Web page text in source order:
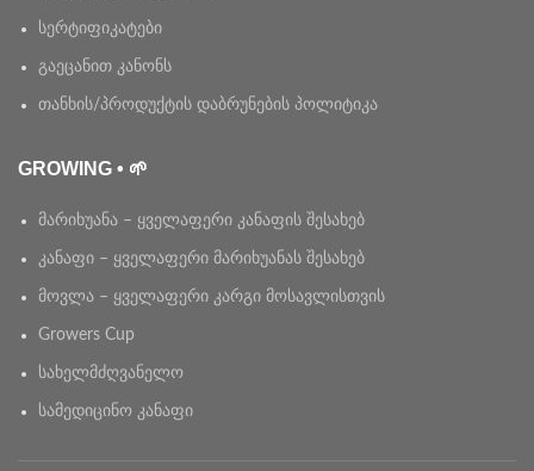
სერტიფიკატები
გაეცანით კანონს
თანხის/პროდუქტის დაბრუნების პოლიტიკა
GROWING • 🌱
მარიხუანა – ყველაფერი კანაფის შესახებ
კანაფი – ყველაფერი მარიხუანას შესახებ
მოვლა – ყველაფერი კარგი მოსავლისთვის
Growers Cup
სახელმძღვანელო
სამედიცინო კანაფი